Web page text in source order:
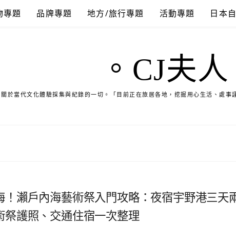
專題 品牌專題 地方/旅行專題 活動專題 日本
。CJ夫人
關於當代文化體驗採集與紀錄的一切。「目前正在旅居各地，挖掘用心生活、處事
！瀨戶內海藝術祭入門攻略：夜宿宇野港三天
祭護照、交通住宿一次整理